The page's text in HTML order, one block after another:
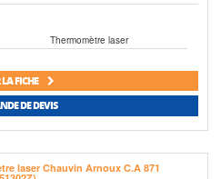
Thermomètre laser
FICHE
DE DEVIS